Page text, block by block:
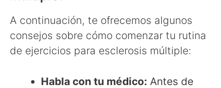
A continuación, te ofrecemos algunos
consejos sobre cómo comenzar tu rutina
de ejercicios para esclerosis múltiple:
Habla con tu médico: Antes de